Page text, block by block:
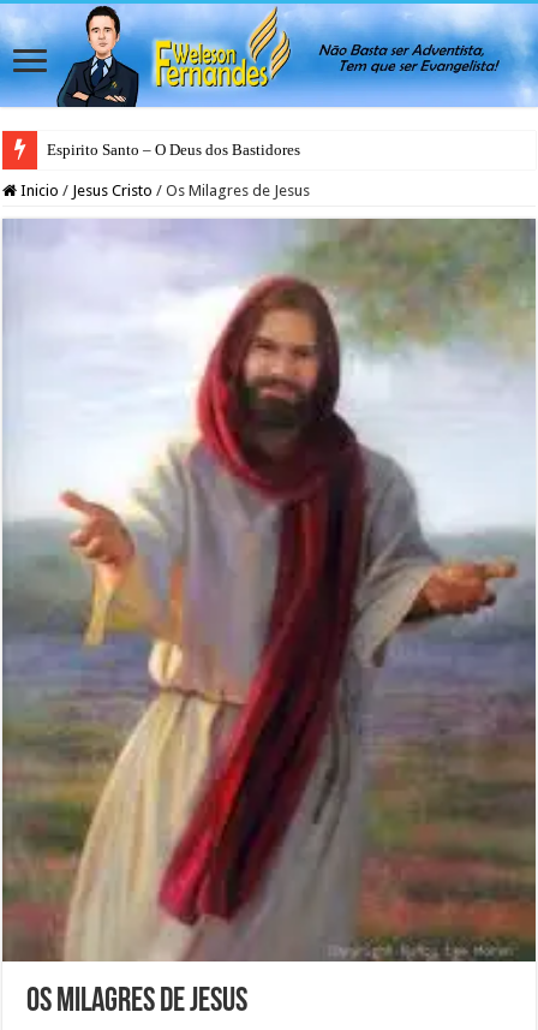
Espirito Santo – O Deus dos Bastidores
Inicio / Jesus Cristo / Os Milagres de Jesus
Os Milagres de Jesus